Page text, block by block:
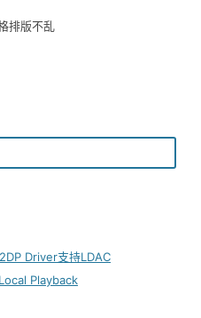
排版不乱
Driver支持LDAC
Playback